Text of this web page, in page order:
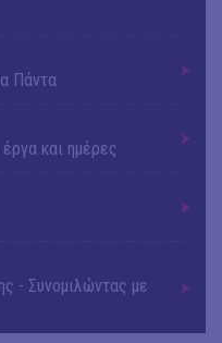
Πάντα
και ημέρες
- Συνομιλώντας με